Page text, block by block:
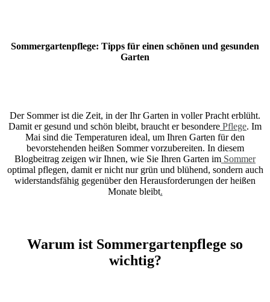
Sommergartenpflege: Tipps für einen schönen und gesunden
Garten
Der Sommer ist die Zeit, in der Ihr Garten in voller Pracht erblüht.
Damit er gesund und schön bleibt, braucht er besondere Pflege. Im
Mai sind die Temperaturen ideal, um Ihren Garten für den
bevorstehenden heißen Sommer vorzubereiten. In diesem
Blogbeitrag zeigen wir Ihnen, wie Sie Ihren Garten im Sommer
optimal pflegen, damit er nicht nur grün und blühend, sondern auch
widerstandsfähig gegenüber den Herausforderungen der heißen
Monate bleibt.
Warum ist Sommergartenpflege so
wichtig?